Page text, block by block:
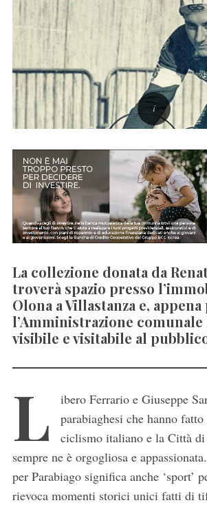
La collezione donata da
troverà spazio presso
Olona a Villastanza e,
l’Amministrazione
visibile e visitabile al
L
ibero Ferrario e Giuseppe
parabiaghesi che hanno
ciclismo italiano e la Città di
sempre ne è orgogliosa e
per Parabiago significa anche ‘sport’
rievoca momenti storici unici fatti di